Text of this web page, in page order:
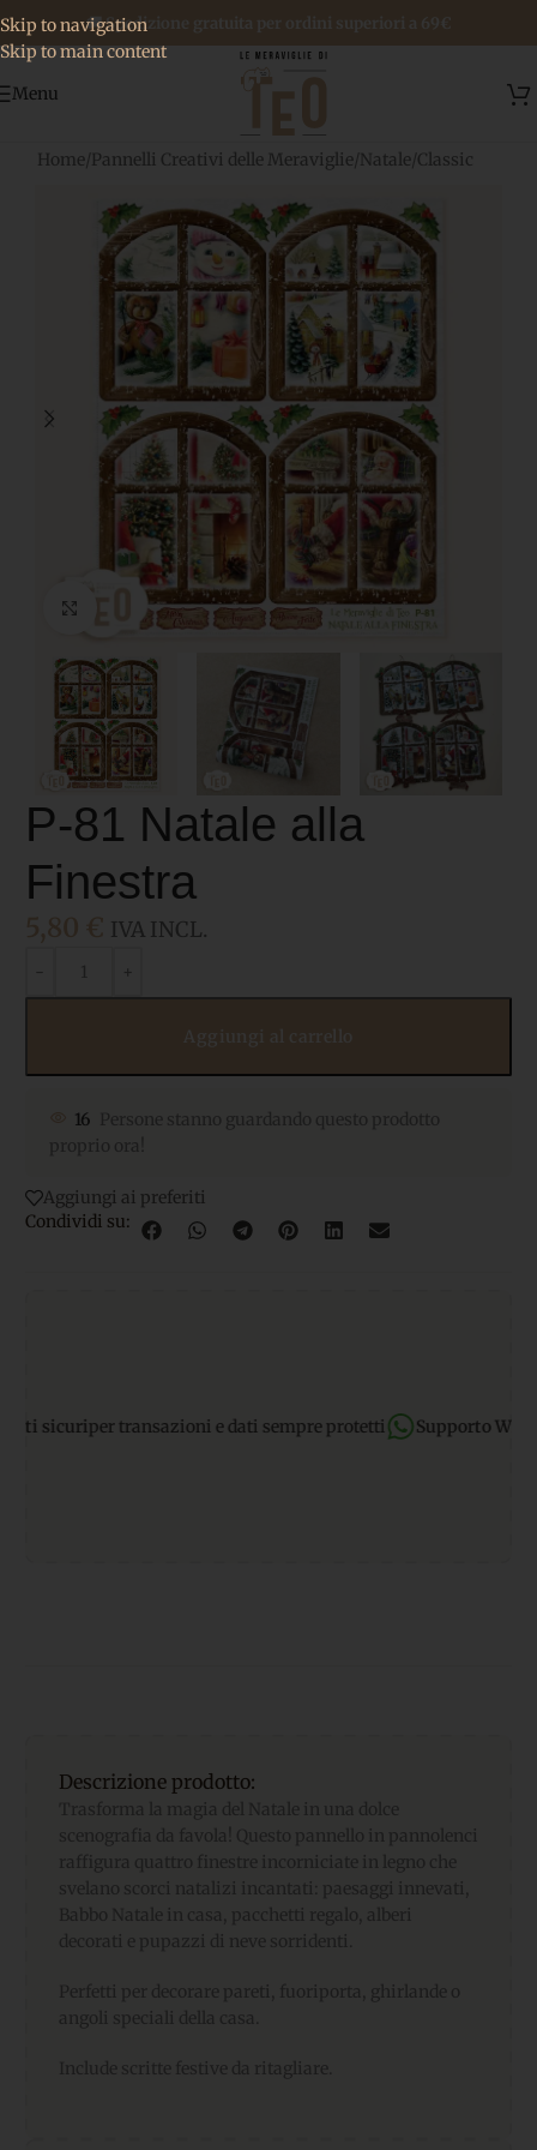
Skip to navigation
Skip to main content
🚚 Spedizione gratuita per ordini superiori a 69€
Menu
Home/Pannelli Creativi delle Meraviglie/Natale/Classic
Click to enlarge
P-81 Natale alla
Finestra
IVA INCL.
16
Aggiungi ai preferiti
Condividi su:
sicuriper transazioni e dati sempre protetti Supporto
Descrizione prodotto: